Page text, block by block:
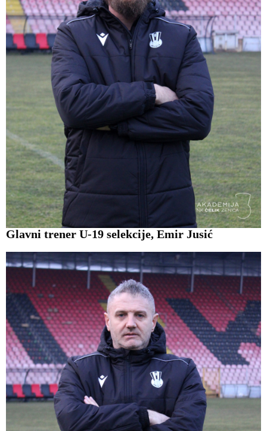
Glavni trener U-19 selekcije, Emir Jusić